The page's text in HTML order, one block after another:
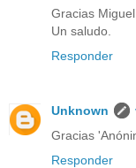
Gracias
Un saludo.
Responder
Unknown
Gracias
Responder